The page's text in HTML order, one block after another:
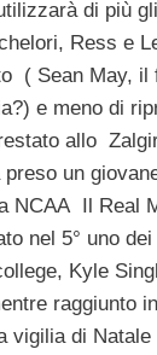
di più
Ress e
( Sean May, il
e meno di
allo
preso un
NCAA Il Real
nel 5° uno
Kyle
raggiunto
vigilia di